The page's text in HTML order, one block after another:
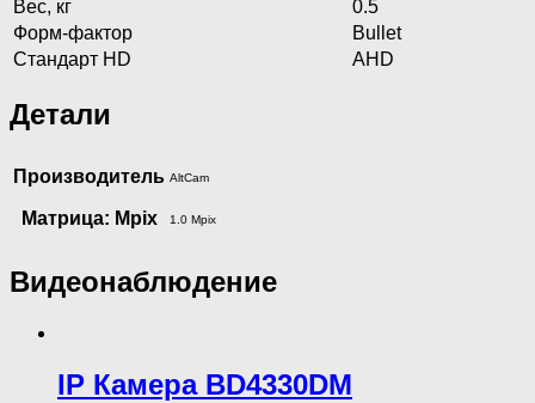
Вес, кг
0.5
Форм-фактор
Bullet
Стандарт HD
AHD
Детали
Производитель AltCam
Матрица: Mpix 1.0 Mpix
Видеонаблюдение
IP Камера BD4330DM